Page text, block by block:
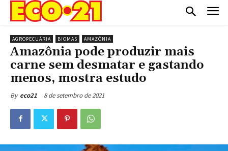
AGROPECUÁRIA BIOMAS AMAZÔNIA
Amazônia pode produzir mais
carne sem desmatar e gastando
menos, mostra estudo
By eco21 8 de setembro de 2021